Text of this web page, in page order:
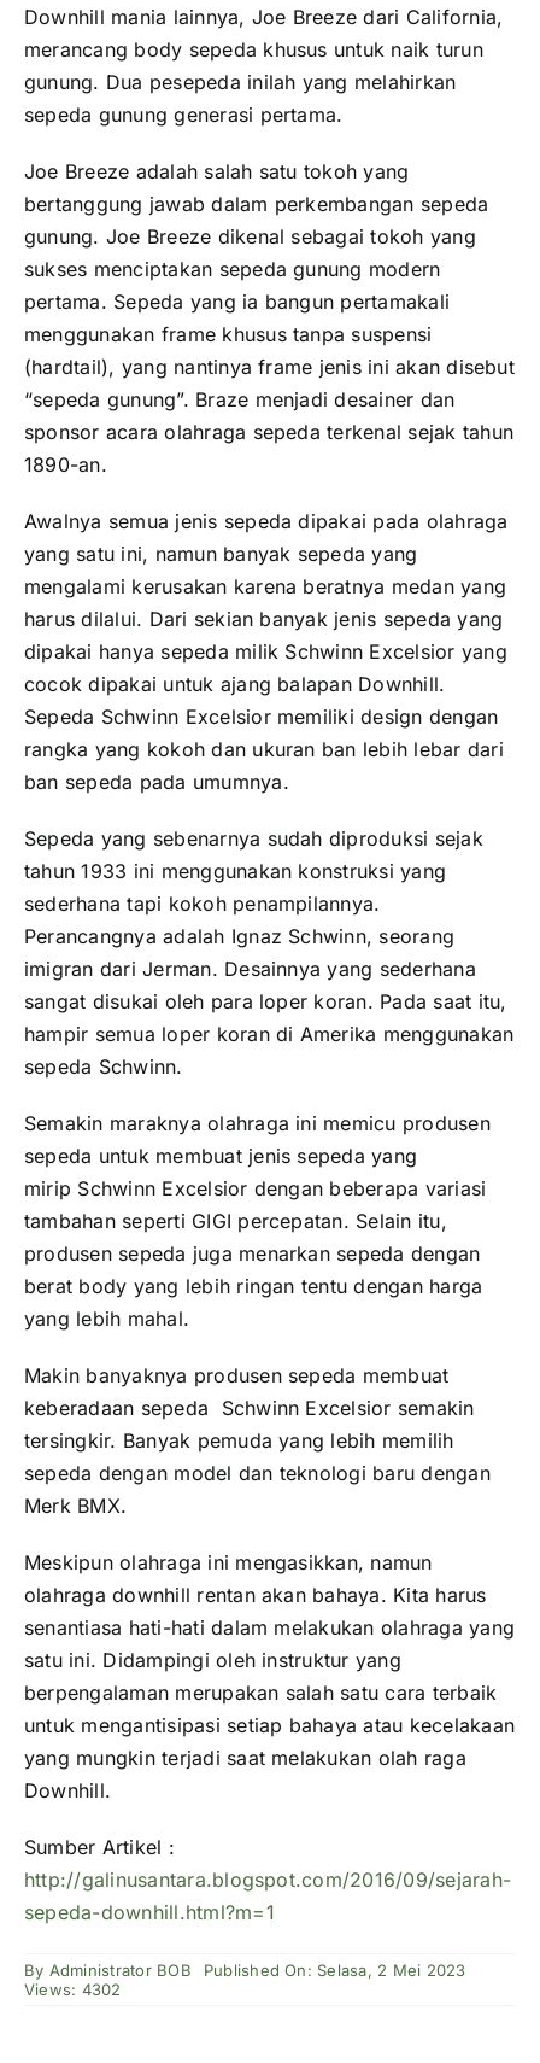
Downhill mania lainnya, Joe Breeze dari California,
merancang body sepeda khusus untuk naik turun
gunung. Dua pesepeda inilah yang melahirkan
sepeda gunung generasi pertama.
Joe Breeze adalah salah satu tokoh yang
bertanggung jawab dalam perkembangan sepeda
gunung. Joe Breeze dikenal sebagai tokoh yang
sukses menciptakan sepeda gunung modern
pertama. Sepeda yang ia bangun pertamakali
menggunakan frame khusus tanpa suspensi
(hardtail), yang nantinya frame jenis ini akan disebut
“sepeda gunung”. Braze menjadi desainer dan
sponsor acara olahraga sepeda terkenal sejak tahun
1890-an.
Awalnya semua jenis sepeda dipakai pada olahraga
yang satu ini, namun banyak sepeda yang
mengalami kerusakan karena beratnya medan yang
harus dilalui. Dari sekian banyak jenis sepeda yang
dipakai hanya sepeda milik Schwinn Excelsior yang
cocok dipakai untuk ajang balapan Downhill.
Sepeda Schwinn Excelsior memiliki design dengan
rangka yang kokoh dan ukuran ban lebih lebar dari
ban sepeda pada umumnya.
Sepeda yang sebenarnya sudah diproduksi sejak
tahun 1933 ini menggunakan konstruksi yang
sederhana tapi kokoh penampilannya.
Perancangnya adalah Ignaz Schwinn, seorang
imigran dari Jerman. Desainnya yang sederhana
sangat disukai oleh para loper koran. Pada saat itu,
hampir semua loper koran di Amerika menggunakan
sepeda Schwinn.
Semakin maraknya olahraga ini memicu produsen
sepeda untuk membuat jenis sepeda yang
mirip Schwinn Excelsior dengan beberapa variasi
tambahan seperti GIGI percepatan. Selain itu,
produsen sepeda juga menarkan sepeda dengan
berat body yang lebih ringan tentu dengan harga
yang lebih mahal.
Makin banyaknya produsen sepeda membuat
keberadaan sepeda Schwinn Excelsior semakin
tersingkir. Banyak pemuda yang lebih memilih
sepeda dengan model dan teknologi baru dengan
Merk BMX.
Meskipun olahraga ini mengasikkan, namun
olahraga downhill rentan akan bahaya. Kita harus
senantiasa hati-hati dalam melakukan olahraga yang
satu ini. Didampingi oleh instruktur yang
berpengalaman merupakan salah satu cara terbaik
untuk mengantisipasi setiap bahaya atau kecelakaan
yang mungkin terjadi saat melakukan olah raga
Downhill.
Sumber Artikel :
http://galinusantara.blogspot.com/2016/09/sejarah-
sepeda-downhill.html?m=1
By Administrator BOB
Published On: Selasa, 2 Mei 2023
Views: 4302